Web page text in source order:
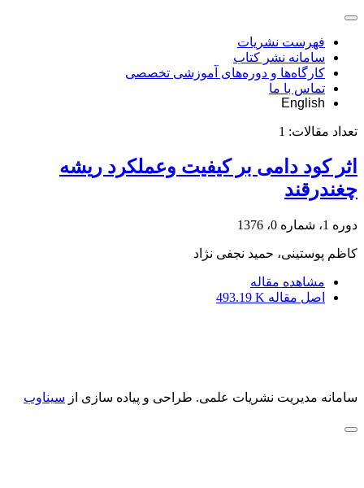
فهرست نشریات
سامانه نشر کتاب
کارگاه‌ها و دوره‌های آموزشی تخصصی
تماس با ما
English
تعداد مقالات: 1
اثر کود دامی بر کیفیت وعملکرد ریشه
چغندرقند
دوره 1، شماره 0، 1376
کاظم پوستینی، حمید نجفی نژاد
مشاهده مقاله
اصل مقاله 493.19 K
سامانه مدیریت نشریات علمی. طراحی و پیاده سازی از سیناوب